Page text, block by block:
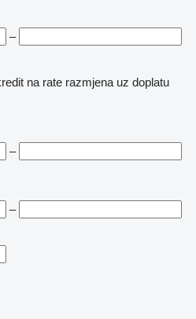
–
na rate razmjena uz doplatu
–
–